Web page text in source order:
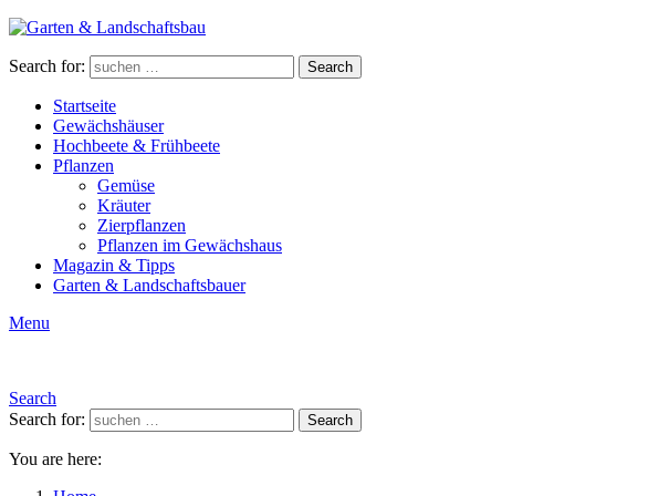
Search for: Search
Startseite
Gewächshäuser
Hochbeete & Frühbeete
Pflanzen
Gemüse
Kräuter
Zierpflanzen
Pflanzen im Gewächshaus
Magazin & Tipps
Garten & Landschaftsbauer
Menu
Search
Search for:
Search
You are here: